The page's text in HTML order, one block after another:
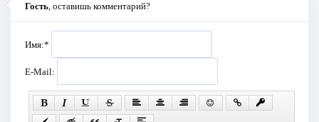
Гость, оставишь комментарий?
Имя:*
E-Mail: